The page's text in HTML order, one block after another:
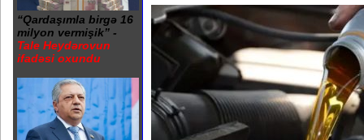
“Qardaşımla birgə 16
milyon vermişik” -
Tale Heydərovun
ifadəsi oxundu